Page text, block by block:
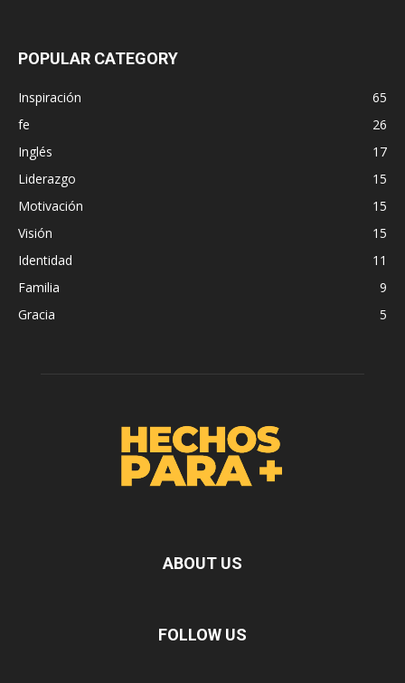
POPULAR CATEGORY
Inspiración
65
fe
26
Inglés
17
Liderazgo
15
Motivación
15
Visión
15
Identidad
11
Familia
9
Gracia
5
ABOUT US
FOLLOW US